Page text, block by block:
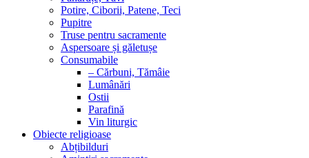
Potire, Ciborii, Patene, Teci
Pupitre
Truse pentru sacramente
Aspersoare și găletușe
Consumabile
– Cărbuni, Tămâie
Lumânări
Ostii
Parafină
Vin liturgic
Obiecte religioase
Abțibilduri